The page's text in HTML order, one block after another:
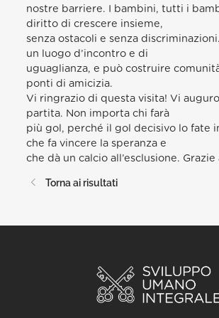
nostre barriere. I bambini, tutti i
diritto di crescere insieme,
senza ostacoli e senza
un luogo d’incontro e di
uguaglianza, e può costruire
ponti di amicizia.
Vi ringrazio di questa visita! Vi
partita. Non importa chi farà
più gol, perché il gol decisivo lo fate
che fa vincere la speranza e
che dà un calcio all’esclusione.
Torna ai risultati